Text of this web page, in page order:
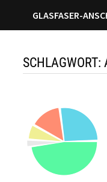
GLASFASER-
SCHLAGWORT: